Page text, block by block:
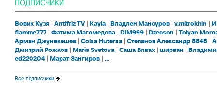
ПОДПИСЧИКИ
Вовик Кузя Antifriz TV Kayla Владлен Мансуров v.mitrokhin
flamme777 Фатима Магомедова DIM999 Dzecson
Tolyan
Арман Джунекешев Colsa Hutersa Степанов Александр 8848
Дмитрий Рожков Maria Svetova Саша Блвах ширван
ed220204 Марат Зангиров ...
Все подписчики